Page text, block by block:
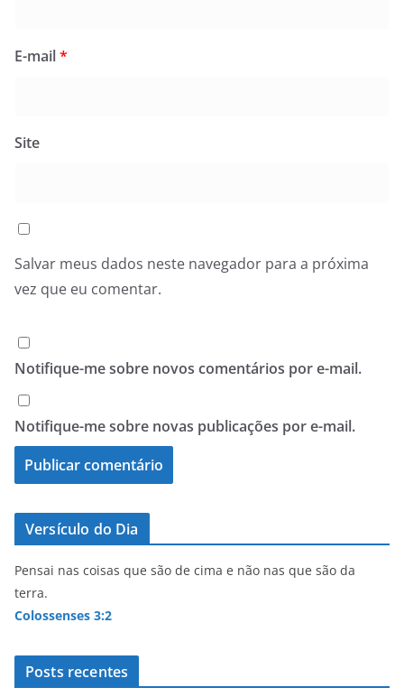
E-mail*
Site
Salvar meus dados neste navegador para a próxima
vez que eu comentar.
Notifique-me sobre novos comentários por e-mail.
Notifique-me sobre novas publicações por e-mail.
Versículo do Dia
Pensai nas coisas que são de cima e não nas que são da
terra.
Colossenses 3:2
Posts recentes